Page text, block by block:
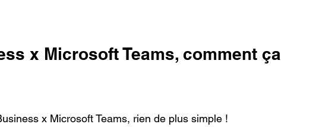
x Microsoft Teams, comment ça
x Microsoft Teams, rien de plus simple !